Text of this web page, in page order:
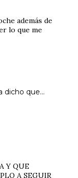
además de
lo que me
dicho que…
Y QUE
A SEGUIR